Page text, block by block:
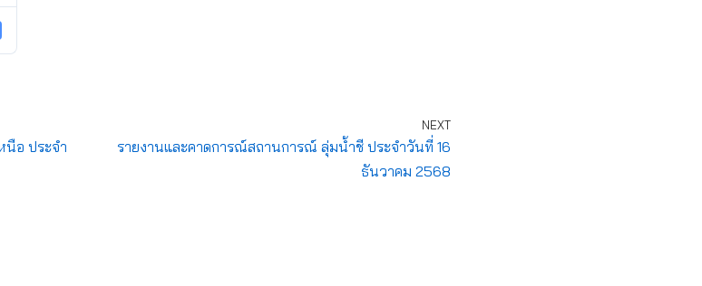
นือ ประจำ
NEXT
รายงานและคาดการณ์สถานการณ์ ลุ่มน้ำชี ประจำวันที่ 16
ธันวาคม 2568